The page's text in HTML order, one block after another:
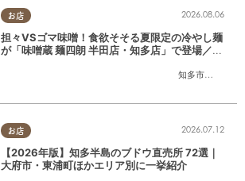
お店
知多市
,半田市
2026.08.06
担々VSゴマ味噌！食欲そそる夏限定の冷やし麺
が「味噌蔵 麺四朗 半田店・知多店」で登場／ち
お店 2026.07.12
【2026年版】知多半島のブドウ直売所 72選｜
大府市・東浦町ほかエリア別に一挙紹介